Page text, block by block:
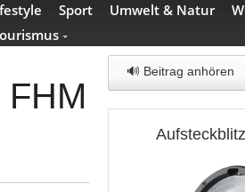
Sport Umwelt & Natur
🔊 Beitrag anhören